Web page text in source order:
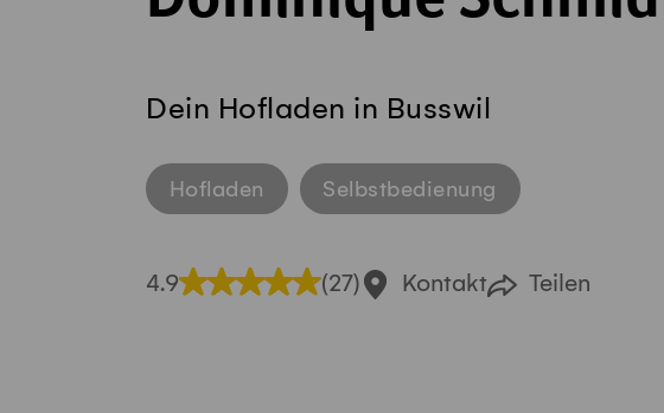
Dein Hofladen in Busswil
Hofladen Selbstbedienung
4.9 (27) Kontakt Teilen